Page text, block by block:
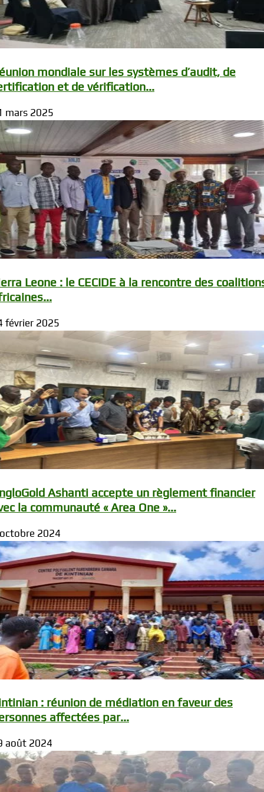
mondiale sur les systèmes d’audit, de
et de vérification...
mars 2025
Leone : le CECIDE à la rencontre des
février 2025
Ashanti accepte un règlement financier
la communauté « Area One »...
2024
: réunion de médiation en faveur des
affectées par...
août 2024